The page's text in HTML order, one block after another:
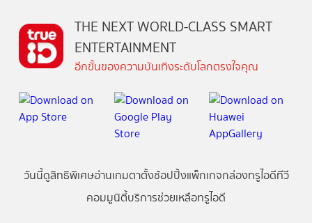
THE NEXT WORLD-CLASS SMART
ENTERTAINMENT
อีกขั้นของความบันเทิงระดับโลกตรงใจคุณ
วันนี้ดูสิทธิพิเศษอ่านเกมตาตั้งช้อปปิ้งแพ็กเกจกล่องทรูไอดีทีวี
คอมมูนิตี้บริการช่วยเหลือทรูไอดี